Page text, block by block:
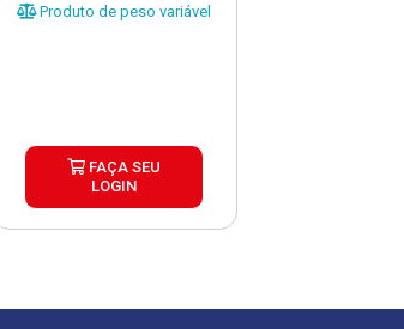
Produto de peso variável
FAÇA SEU
LOGIN